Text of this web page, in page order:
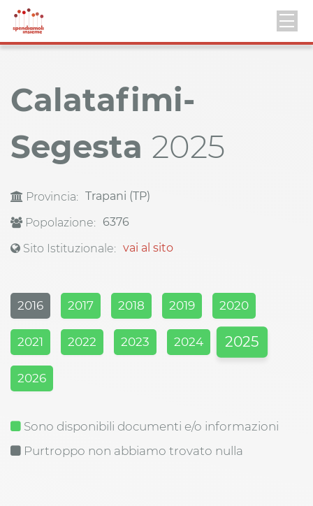
Calatafimi-
Segesta 2025
Provincia: Trapani (TP)
Popolazione:
6376
Sito Istituzionale: vai al sito
2016 2017 2018 2019 2020
2021 2022 2023 2024 2025
2026
Sono disponibili documenti e/o informazioni
Purtroppo non abbiamo trovato nulla